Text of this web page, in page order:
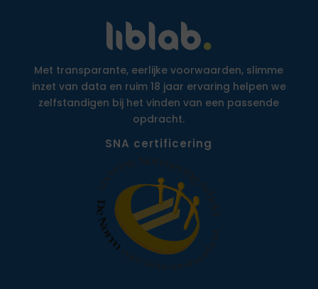
Met transparante, eerlijke voorwaarden, slimme
inzet van data en ruim 18 jaar ervaring helpen we
zelfstandigen bij het vinden van een passende
opdracht.
SNA certificering